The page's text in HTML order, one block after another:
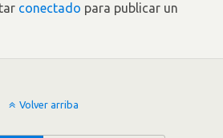
conectado para publicar un
Volver arriba